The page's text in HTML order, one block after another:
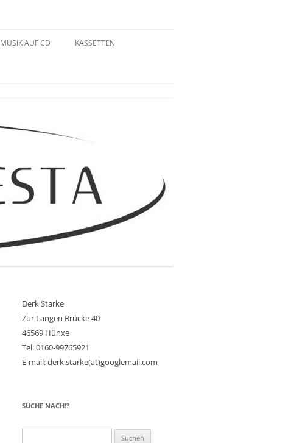
MUSIK AUF CD KASSETTEN
Derk Starke
Zur Langen Brücke 40
46569 Hünxe
Tel. 0160-99765921
E-mail: derk.starke(at)googlemail.com
SUCHE NACH!?